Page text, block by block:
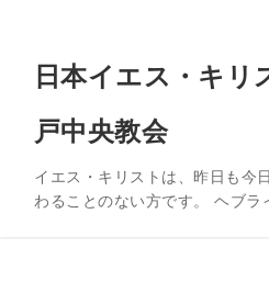
日本イエス・キリ
戸中央教会
イエス・キリストは、昨日も今
わることのない方です。 ヘブラ